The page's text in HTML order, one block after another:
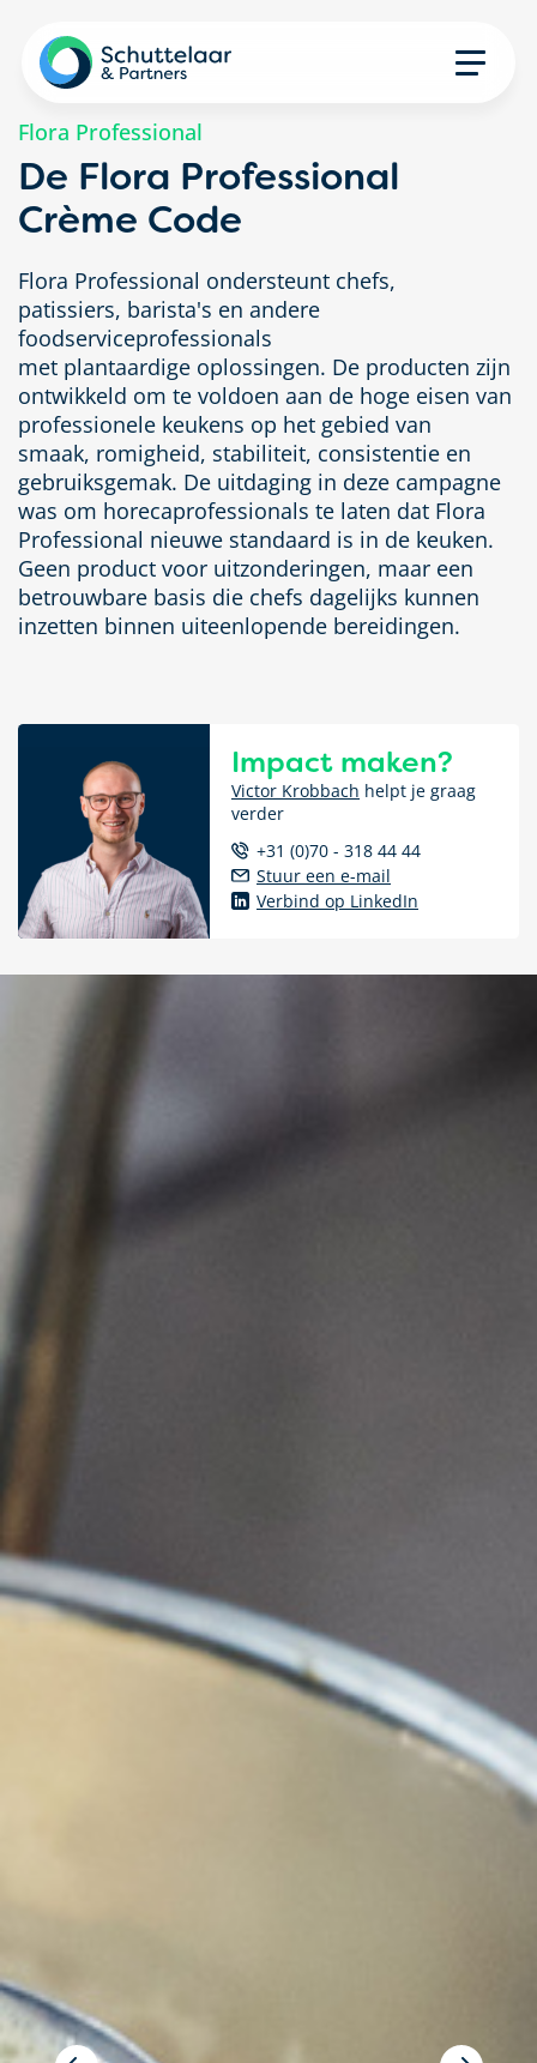
Flora Professional
De Flora Professional
Crème Code
Flora Professional ondersteunt chefs,
patissiers, barista's en andere
foodserviceprofessionals
met plantaardige oplossingen. De producten zijn
ontwikkeld om te voldoen aan de hoge eisen van
professionele keukens op het gebied van
smaak, romigheid, stabiliteit, consistentie en
gebruiksgemak. De uitdaging in deze campagne
was om horecaprofessionals te laten dat Flora
Professional nieuwe standaard is in de keuken.
Geen product voor uitzonderingen, maar een
betrouwbare basis die chefs dagelijks kunnen
inzetten binnen uiteenlopende bereidingen.
Impact maken?
Victor Krobbach helpt je graag
verder
+31 (0)70 - 318 44 44
Stuur een e-mail
Verbind op LinkedIn